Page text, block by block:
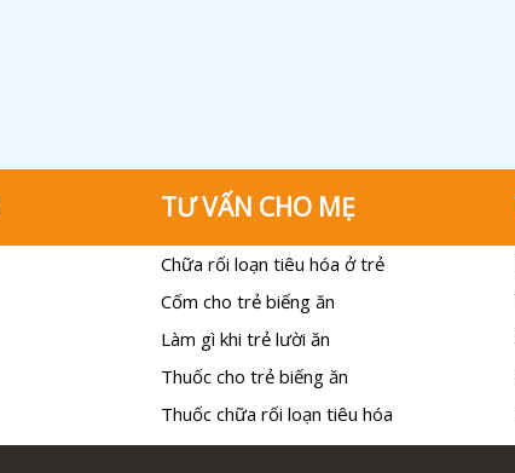
TƯ VẤN CHO MẸ
Chữa rối loạn tiêu hóa ở trẻ
Cốm cho trẻ biếng ăn
Làm gì khi trẻ lười ăn
Thuốc cho trẻ biếng ăn
Thuốc chữa rối loạn tiêu hóa